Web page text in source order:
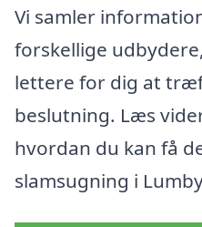
Vi samler
forskellige
lettere for dig at
beslutning. Læs
hvordan du kan få
slamsugning i